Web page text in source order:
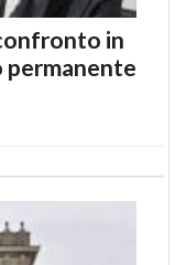
in
permanente